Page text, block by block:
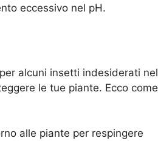
eccessivo nel pH.
alcuni insetti indesiderati nel
le tue piante. Ecco come
alle piante per respingere